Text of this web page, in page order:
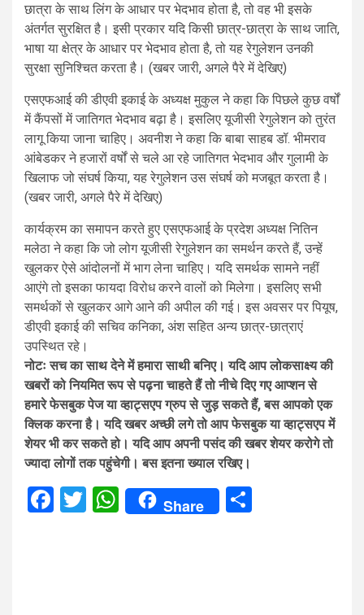
छात्रा के साथ लिंग के आधार पर भेदभाव होता है, तो वह भी इसके
अंतर्गत सुरक्षित है। इसी प्रकार यदि किसी छात्र-छात्रा के साथ जाति,
भाषा या क्षेत्र के आधार पर भेदभाव होता है, तो यह रेगुलेशन उनकी
सुरक्षा सुनिश्चित करता है। (खबर जारी, अगले पैरे में देखिए)
एसएफआई की डीएवी इकाई के अध्यक्ष मुकुल ने कहा कि पिछले कुछ वर्षों
में कैंपसों में जातिगत भेदभाव बढ़ा है। इसलिए यूजीसी रेगुलेशन को तुरंत
लागू किया जाना चाहिए। अवनीश ने कहा कि बाबा साहब डॉ. भीमराव
आंबेडकर ने हजारों वर्षों से चले आ रहे जातिगत भेदभाव और गुलामी के
खिलाफ जो संघर्ष किया, यह रेगुलेशन उस संघर्ष को मजबूत करता है।
(खबर जारी, अगले पैरे में देखिए)
कार्यक्रम का समापन करते हुए एसएफआई के प्रदेश अध्यक्ष नितिन
मलेठा ने कहा कि जो लोग यूजीसी रेगुलेशन का समर्थन करते हैं, उन्हें
खुलकर ऐसे आंदोलनों में भाग लेना चाहिए। यदि समर्थक सामने नहीं
आएंगे तो इसका फायदा विरोध करने वालों को मिलेगा। इसलिए सभी
समर्थकों से खुलकर आगे आने की अपील की गई। इस अवसर पर पियूष,
डीएवी इकाई की सचिव कनिका, अंश सहित अन्य छात्र-छात्राएं
उपस्थित रहे।
नोटः सच का साथ देने में हमारा साथी बनिए। यदि आप लोकसाक्ष्य की
खबरों को नियमित रूप से पढ़ना चाहते हैं तो नीचे दिए गए आप्शन से
हमारे फेसबुक पेज या व्हाट्सएप ग्रुप से जुड़ सकते हैं, बस आपको एक
क्लिक करना है। यदि खबर अच्छी लगे तो आप फेसबुक या व्हाट्सएप में
शेयर भी कर सकते हो। यदि आप अपनी पसंद की खबर शेयर करोगे तो
ज्यादा लोगों तक पहुंचेगी। बस इतना ख्याल रखिए।
Facebook
Twitter
WhatsApp
Share